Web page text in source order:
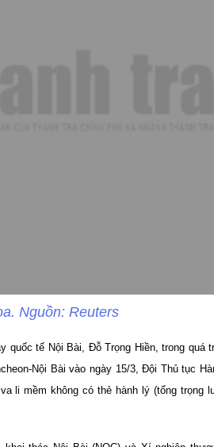
Nguồn: Reuters
quốc tế Nội Bài, Đỗ Trọng Hiền, trong quá
Nội Bài vào ngày 15/3, Đội Thủ tục
li mềm không có thẻ hành lý (tổng trọng